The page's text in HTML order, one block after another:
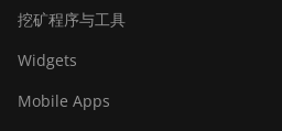
挖矿程序与工具
Widgets
Mobile Apps